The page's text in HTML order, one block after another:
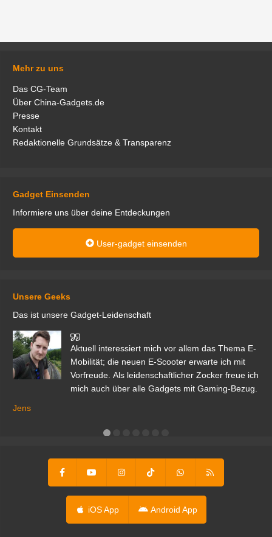
Mehr zu uns
Das CG-Team
Über China-Gadgets.de
Presse
Kontakt
Redaktionelle Grundsätze & Transparenz
Gadget Einsenden
Informiere uns über deine Entdeckungen
User-gadget einsenden
Unsere Geeks
Das ist unsere Gadget-Leidenschaft
Aktuell interessiert mich vor allem das Thema E-
Mobilität; die neuen E-Scooter erwarte ich mit
Vorfreude. Als leidenschaftlicher Zocker freue ich
mich auch über alle Gadgets mit Gaming-Bezug.
Jens
iOS App Android App